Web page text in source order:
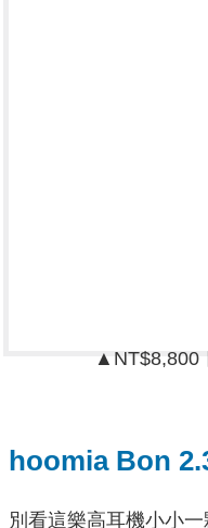
▲NT$8,800︱
hoomia Bon
別看這樂高耳機小小